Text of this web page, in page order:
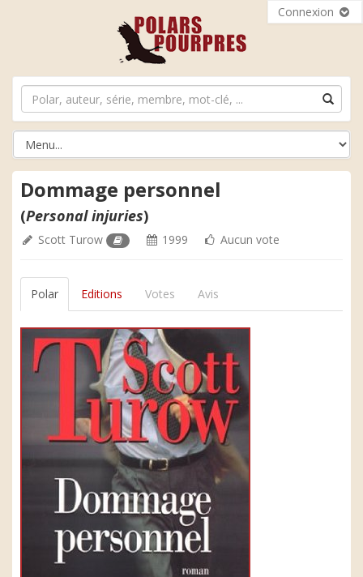
Connexion
Dommage personnel
(Personal injuries)
Scott Turow 1999 Aucun vote
Polar Editions Votes Avis